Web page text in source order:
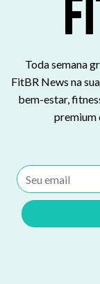
Toda semana
FitBR News na
bem-estar,
premium